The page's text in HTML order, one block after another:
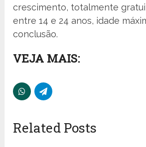
crescimento, totalmente
entre 14 e 24 anos, idade
conclusão.
VEJA MAIS:
Related Posts